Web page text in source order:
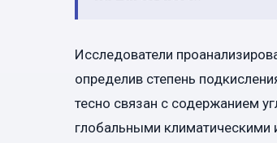
Исследователи
определив степень
тесно связан с содержанием
глобальными